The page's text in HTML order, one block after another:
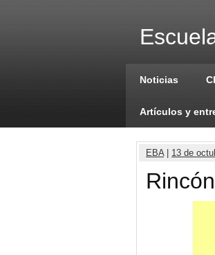
Noticias
Artículos y
EBA| 13 de